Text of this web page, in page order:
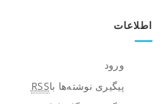
اطلاعات
ورود
پیگیری نوشته‌ها باRSS